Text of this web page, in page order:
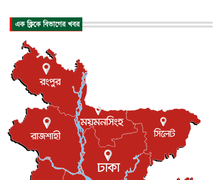
আন্তর্জাতিক ৬ আগস্ট, ২০২৬
টি-টোয়েন্টি ইতিহাসের সর্বোচ্চ রানের মালিক এখন জস বাটলার
বস্তিতে কেটেছে শৈশব, আজ মুম্বাইয়ে দুই বাড়ির মালিক
বিনোদন ৬ আগস্ট, ২০২৬
যুক্তরাজ্যে বসবাসরত জাতীয়তাবাদী কুলাউড়াবাসীর মত বিনিময়
সভা...
ইউকে কমিউনিটি ৫ আগস্ট, ২০২৬
প্রধানমন্ত্রীকে সৌদি আরব সফরের আমন্ত্রণ
জাতীয় ৫ আগস্ট, ২০২৬
এক ক্লিকে বিভাগের খবর